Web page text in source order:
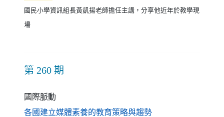
國民小學資訊組長黃凱揚老師擔任主講，分享他近年於教學現
場
第 260 期
國際脈動
各國建立媒體素養的教育策略與趨勢（另開新視窗）